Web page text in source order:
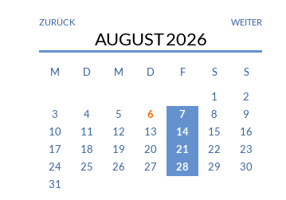
ZURÜCK WEITER
AUGUST2026
M D M D F S S
1
2
3
4 5 6 7 8
9
10
11 12 13 14 15
16
17
18 19 20 21 22
23
24
25 26 27 28 29
30
31